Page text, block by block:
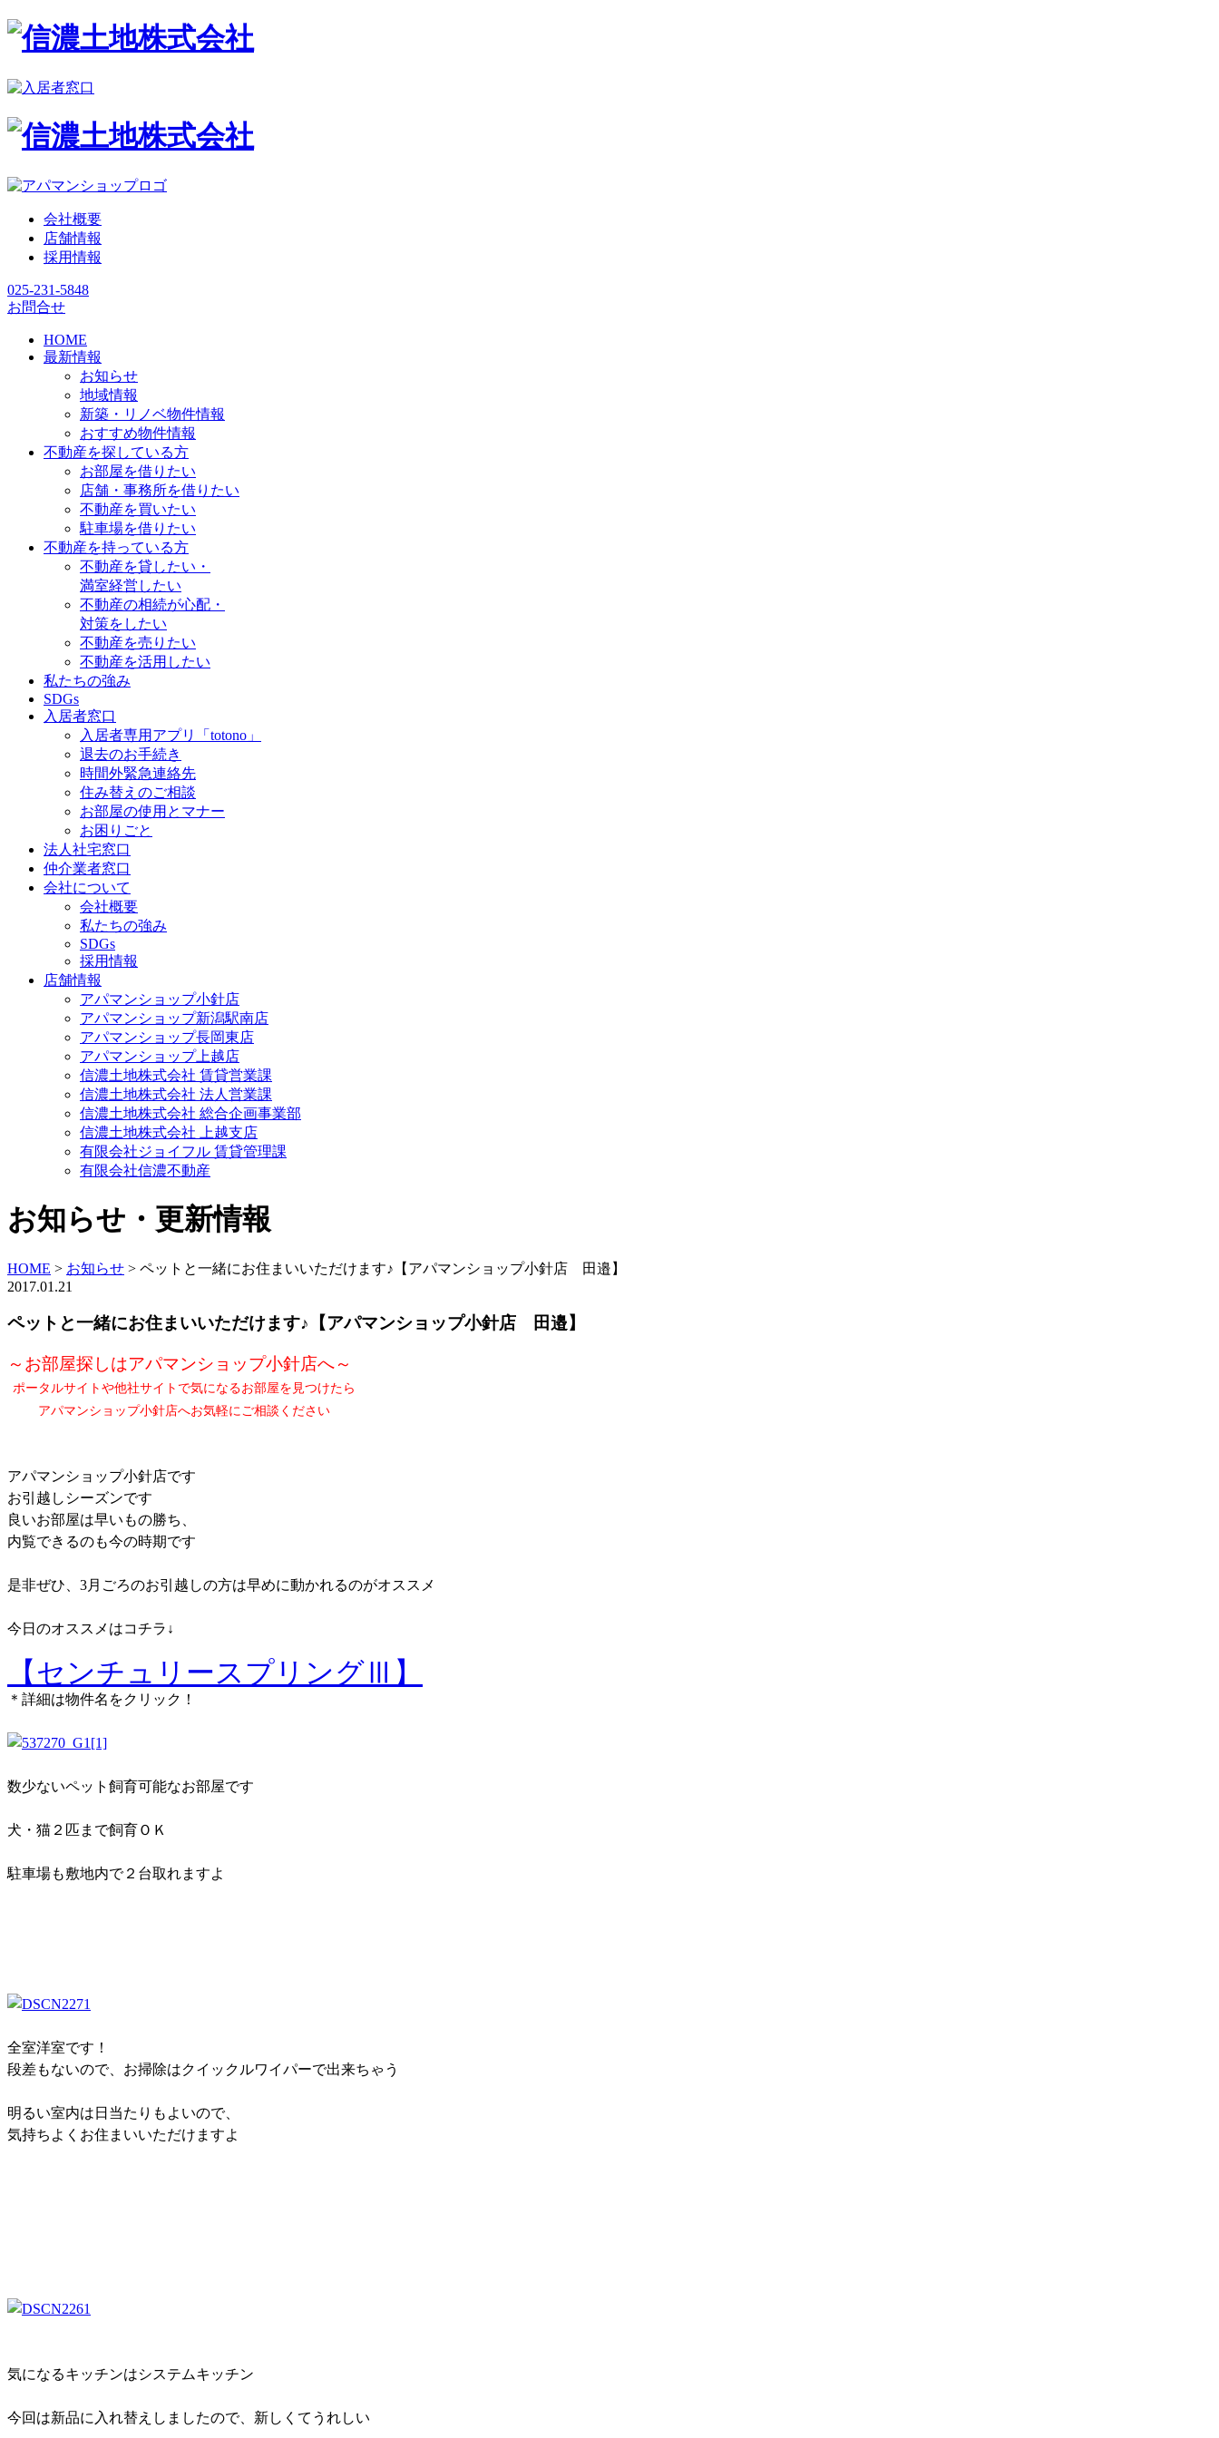
会社概要
店舗情報
採用情報
025-231-5848
お問合せ
HOME
最新情報
お知らせ
地域情報
新築・リノベ物件情報
おすすめ物件情報
不動産を探している方
お部屋を借りたい
店舗・事務所を借りたい
不動産を買いたい
駐車場を借りたい
不動産を持っている方
不動産を貸したい・
満室経営したい
不動産の相続が心配・
対策をしたい
不動産を売りたい
不動産を活用したい
私たちの強み
SDGs
入居者窓口
入居者専用アプリ「totono」
退去のお手続き
時間外緊急連絡先
住み替えのご相談
お部屋の使用とマナー
お困りごと
法人社宅窓口
仲介業者窓口
会社について
会社概要
私たちの強み
SDGs
採用情報
店舗情報
アパマンショップ小針店
アパマンショップ新潟駅南店
アパマンショップ長岡東店
アパマンショップ上越店
信濃土地株式会社 賃貸営業課
信濃土地株式会社 法人営業課
信濃土地株式会社 総合企画事業部
信濃土地株式会社 上越支店
有限会社ジョイフル 賃貸管理課
有限会社信濃不動産
お知らせ・更新情報
HOME > お知らせ > ペットと一緒にお住まいいただけます♪【アパマンショップ小針店 田邉】
2017.01.21
ペットと一緒にお住まいいただけます♪【アパマンショップ小針店 田邉】
～お部屋探しはアパマンショップ小針店へ～
ポータルサイトや他社サイトで気になるお部屋を見つけたら
アパマンショップ小針店へお気軽にご相談ください
アパマンショップ小針店です
お引越しシーズンです
良いお部屋は早いもの勝ち、
内覧できるのも今の時期です
是非ぜひ、3月ごろのお引越しの方は早めに動かれるのがオススメ
今日のオススメはコチラ↓
【センチュリースプリングⅢ】
＊詳細は物件名をクリック！
数少ないペット飼育可能なお部屋です
犬・猫２匹まで飼育ＯＫ
駐車場も敷地内で２台取れますよ
全室洋室です！
段差もないので、お掃除はクイックルワイパーで出来ちゃう
明るい室内は日当たりもよいので、
気持ちよくお住まいいただけますよ
気になるキッチンはシステムキッチン
今回は新品に入れ替えしましたので、新しくてうれしい